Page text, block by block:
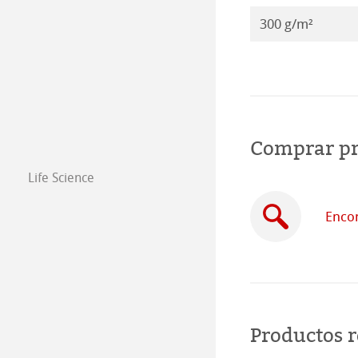
Life Science
300 g/m²
Comprar
Productos